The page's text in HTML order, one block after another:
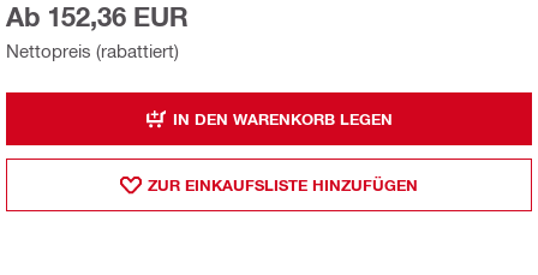
Nettopreis (rabattiert)
Ab 152,36 EUR
IN DEN WARENKORB LEGEN
ZUR EINKAUFSLISTE HINZUFÜGEN